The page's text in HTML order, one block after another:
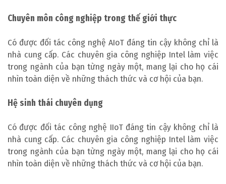
Chuyên môn công nghiệp trong thế giới thực
Có được đối tác công nghệ AIoT đáng tin cậy không chỉ là
nhà cung cấp. Các chuyên gia công nghiệp Intel làm việc
trong ngành của bạn từng ngày một, mang lại cho họ cái
nhìn toàn diện về những thách thức và cơ hội của bạn.
Hệ sinh thái chuyên dụng
Có được đối tác công nghệ IIoT đáng tin cậy không chỉ là
nhà cung cấp. Các chuyên gia công nghiệp Intel làm việc
trong ngành của bạn từng ngày một, mang lại cho họ cái
nhìn toàn diện về những thách thức và cơ hội của bạn.